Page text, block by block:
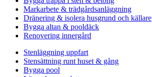
Markarbete & trädgårdsanläggning
Dränering & isolera husgrund och källare
Bygga altan & pooldäck
Renovering innergård
Stenläggning uppfart
Stensättning runt huset & gång
Bygga pool